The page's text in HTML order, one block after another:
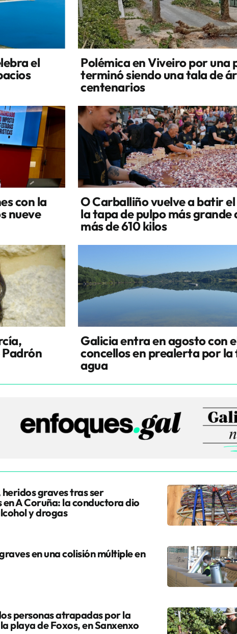
el
Polémica en Viveiro por una
terminó siendo una tala de
centenarios
con la
nueve
O Carballiño vuelve a batir
la tapa de pulpo más grande
más de 610 kilos
Galicia entra en agosto con
concellos en prealerta por la
agua
heridos graves tras ser
A Coruña: la conductora dio
y drogas
en una colisión múltiple en
personas atrapadas por la
playa de Foxos, en Sanxenxo